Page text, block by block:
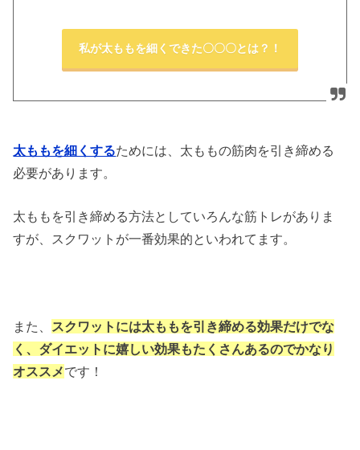
私が太ももを細くできた〇〇〇とは？！
太ももを細くするためには、太ももの筋肉を引き締める
必要があります。
太ももを引き締める方法としていろんな筋トレがありま
すが、スクワットが一番効果的といわれてます。
また、 スクワットには太ももを引き締める効果だけでな
く、ダイエットに嬉しい効果もたくさんあるのでかなり
オススメです！